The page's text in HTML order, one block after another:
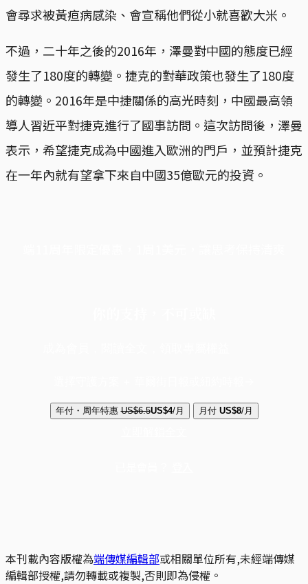
會尋求被黃疸病感染、會宣稱他們從小就喜歡大米。
不過，二十年之後的2016年，澤曼對中國的態度已經
發生了180度的轉變。捷克的對華政策也發生了180度
的轉變。2016年是中捷關係的高光時刻，中國最高領
導人習近平對捷克進行了國事訪問。這次訪問後，澤曼
表示，希望捷克成為中國進入歐洲的門戶，並預計捷克
在一年內就有望拿下來自中國35億歐元的投資。
年付・周年特惠 US$6.5US$4/月 月付 US$8/月
本刊載內容版權為端傳媒編輯部或相關單位所有,未經端傳媒
編輯部授權,請勿轉載或複製,否則即為侵權。